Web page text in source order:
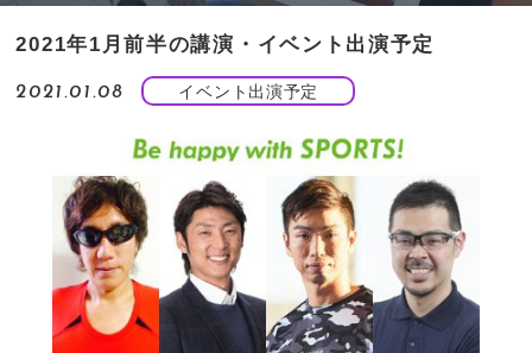
2021年1月前半の講演・イベント出演予定
2021.01.08 イベント出演予定